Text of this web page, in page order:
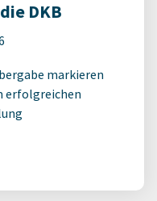
DKB
markieren
erfolgreichen